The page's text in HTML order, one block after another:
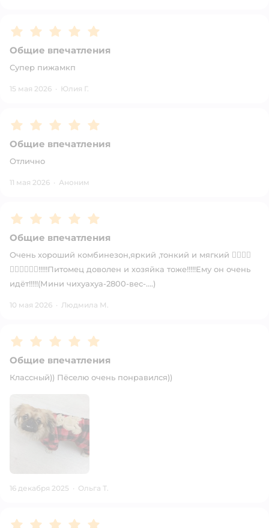
Рейтинг:5
Общие впечатления
Супер пижамкп
15 мая 2026 · Юлия Г.
Рейтинг:5
Общие впечатления
Отлично
11 мая 2026 · Аноним
Рейтинг:5
Общие впечатления
Очень хороший комбинезон,яркий ,тонкий и мягкий 👍🏻👍🏻
👍🏻👍🏻👍🏻!!!!!Питомец доволен и хозяйка тоже!!!!!Ему он очень
идёт!!!!!(Мини чихуахуа-2800-вес-….)
10 мая 2026 · Людмила М.
Рейтинг:5
Общие впечатления
Классный)) Пёселю очень понравился))
16 декабря 2025 · Ольга Т.
Рейтинг:5